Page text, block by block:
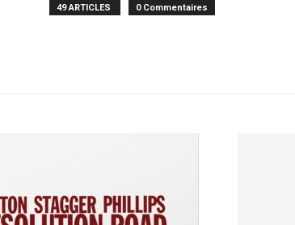
49 ARTICLES 0 Commentaires